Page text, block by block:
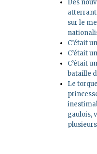
Des
sur le
C’était
C’était
C’était
bataille
Le
gaulois,